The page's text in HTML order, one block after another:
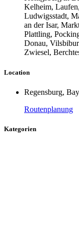
Kelheim,
Ludwigsstadt,
an der Isar,
Plattling,
Donau,
Zwiesel,
Location
Regensburg,
Routenplanung
Kategorien